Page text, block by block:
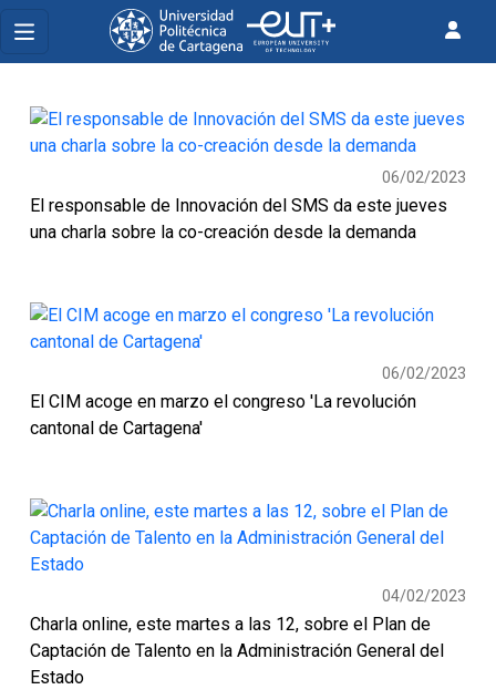
06/02/2023
El responsable de Innovación del SMS da este jueves
una charla sobre la co-creación desde la demanda
06/02/2023
El CIM acoge en marzo el congreso 'La revolución
cantonal de Cartagena'
04/02/2023
Charla online, este martes a las 12, sobre el Plan de
Captación de Talento en la Administración General del
Estado